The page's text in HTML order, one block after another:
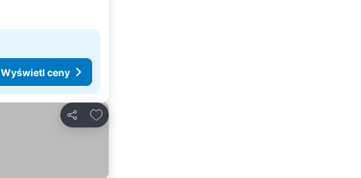
Wyświetl ceny
Udostępnij
Dodaj do ulubionych